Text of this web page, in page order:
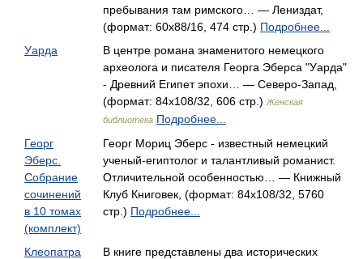
пребывания там римского… — Лениздат,
(формат: 60x88/16, 474 стр.) Подробнее...
Уарда
В центре романа знаменитого немецкого
археолога и писателя Георга Эберса "Уарда"
- Древний Египет эпохи… — Северо-Запад,
(формат: 84x108/32, 606 стр.) Женская
библиотека Подробнее...
Георг
Эберс.
Собрание
сочинений
в 10 томах
(комплект)
Георг Мориц Эберс - известный немецкий
ученый-египтолог и талантливый романист.
Отличительной особенностью… — Книжный
Клуб Книговек, (формат: 84x108/32, 5760
стр.) Подробнее...
Клеопатра
В книге представлены два исторических